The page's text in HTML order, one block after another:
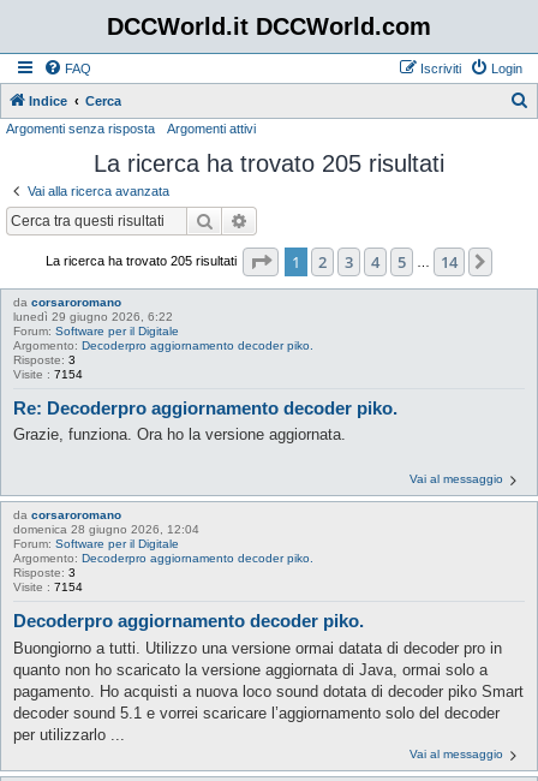
DCCWorld.it DCCWorld.com
FAQ Login
Iscriviti
Indice Cerca
Argomenti senza risposta Argomenti attivi
La ricerca ha trovato 205 risultati
Vai alla ricerca avanzata
Cerca
La ricerca ha trovato 205 risultati Pagina di 14
1 2 3 4 5 14
da corsaroromano
lunedì 29 giugno 2026, 6:22
Forum: Software per il Digitale
Argomento: Decoderpro aggiornamento decoder piko.
Risposte: 3
Visite : 7154
Re: Decoderpro aggiornamento decoder piko.
Grazie, funziona. Ora ho la versione aggiornata.
Vai al messaggio
da corsaroromano
domenica 28 giugno 2026, 12:04
Forum: Software per il Digitale
Argomento: Decoderpro aggiornamento decoder piko.
Risposte: 3
Visite : 7154
Decoderpro aggiornamento decoder piko.
Buongiorno a tutti. Utilizzo una versione ormai datata di decoder pro in
quanto non ho scaricato la versione aggiornata di Java, ormai solo a
pagamento. Ho acquisti a nuova loco sound dotata di decoder piko Smart
decoder sound 5.1 e vorrei scaricare l’aggiornamento solo del decoder
per utilizzarlo ...
Vai al messaggio